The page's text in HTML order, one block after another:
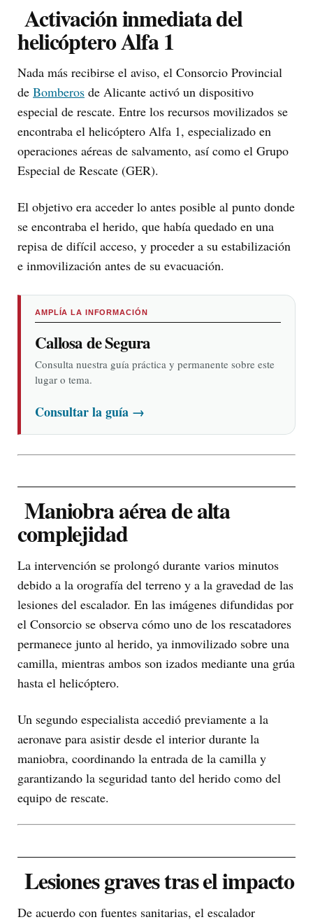
Activación inmediata del
helicóptero Alfa 1
Nada más recibirse el aviso, el Consorcio Provincial
de Bomberos de Alicante activó un dispositivo
especial de rescate. Entre los recursos movilizados se
encontraba el helicóptero Alfa 1, especializado en
operaciones aéreas de salvamento, así como el Grupo
Especial de Rescate (GER).
El objetivo era acceder lo antes posible al punto donde
se encontraba el herido, que había quedado en una
repisa de difícil acceso, y proceder a su estabilización
e inmovilización antes de su evacuación.
AMPLÍA LA INFORMACIÓN
Callosa de Segura
Consulta nuestra guía práctica y permanente sobre este
lugar o tema.
Consultar la guía →
Maniobra aérea de alta
complejidad
La intervención se prolongó durante varios minutos
debido a la orografía del terreno y a la gravedad de las
lesiones del escalador. En las imágenes difundidas por
el Consorcio se observa cómo uno de los rescatadores
permanece junto al herido, ya inmovilizado sobre una
camilla, mientras ambos son izados mediante una grúa
hasta el helicóptero.
Un segundo especialista accedió previamente a la
aeronave para asistir desde el interior durante la
maniobra, coordinando la entrada de la camilla y
garantizando la seguridad tanto del herido como del
equipo de rescate.
Lesiones graves tras el impacto
De acuerdo con fuentes sanitarias, el escalador